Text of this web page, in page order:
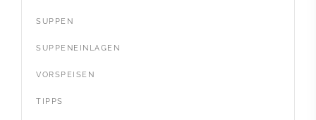
SUPPEN
SUPPENEINLAGEN
VORSPEISEN
TIPPS